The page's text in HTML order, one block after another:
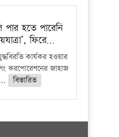
পার হতে পারেনি
ফিরে…
কার্যকর হওয়ার
করপোরেশনের জাহাজ
বিস্তারিত